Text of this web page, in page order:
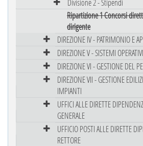
Divisione 2 - Stipendi
Ripartizione 1 Concorsi
dirigente
DIREZIONE IV - PATRIMONIO E
DIREZIONE V - SISTEMI
DIREZIONE VI - GESTIONE DEL
DIREZIONE VII - GESTIONE
IMPIANTI
UFFICI ALLE DIRETTE
GENERALE
UFFICIO POSTI ALLE DIRETTE
RETTORE